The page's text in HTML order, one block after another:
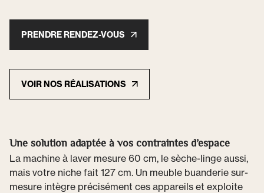
PRENDRE RENDEZ-VOUS
VOIR NOS RÉALISATIONS
Une solution adaptée à vos contraintes d’espace
La machine à laver mesure 60 cm, le sèche-linge aussi,
mais votre niche fait 127 cm. Un meuble buanderie sur-
mesure intègre précisément ces appareils et exploite